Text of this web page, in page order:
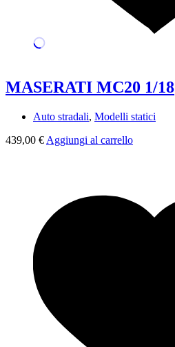
MASERATI MC20 1/18
Auto stradali, Modelli statici
439,00 € Aggiungi al carrello